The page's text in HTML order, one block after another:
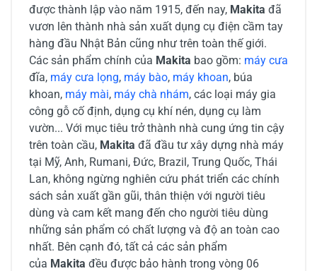
được thành lập vào năm 1915, đến nay, Makita đã
vươn lên thành nhà sản xuất dụng cụ điện cầm tay
hàng đầu Nhật Bản cũng như trên toàn thế giới.
Các sản phẩm chính của Makita bao gồm: máy cưa
đĩa, máy cưa lọng, máy bào, máy khoan, búa
khoan, máy mài, máy chà nhám, các loại máy gia
công gỗ cố định, dụng cụ khí nén, dụng cụ làm
vườn... Với mục tiêu trở thành nhà cung ứng tin cậy
trên toàn cầu, Makita đã đầu tư xây dựng nhà máy
tại Mỹ, Anh, Rumani, Đức, Brazil, Trung Quốc, Thái
Lan, không ngừng nghiên cứu phát triển các chính
sách sản xuất gần gũi, thân thiện với người tiêu
dùng và cam kết mang đến cho người tiêu dùng
những sản phẩm có chất lượng và độ an toàn cao
nhất. Bên cạnh đó, tất cả các sản phẩm
của Makita đều được bảo hành trong vòng 06